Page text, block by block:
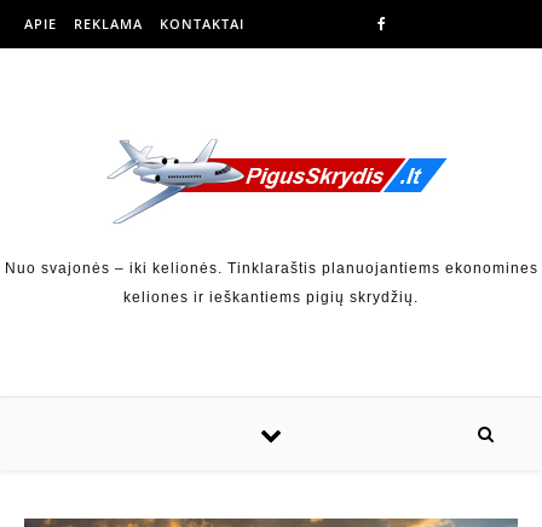
APIE REKLAMA KONTAKTAI
Nuo svajonės – iki kelionės. Tinklaraštis planuojantiems ekonomines
keliones ir ieškantiems pigių skrydžių.